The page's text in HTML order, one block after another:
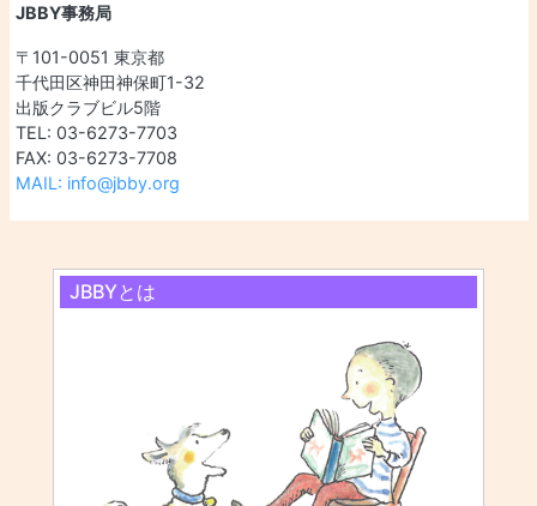
JBBY事務局
〒101-0051 東京都
千代田区神田神保町1-32
出版クラブビル5階
TEL: 03-6273-7703
FAX: 03-6273-7708
MAIL: info@jbby.org
JBBYとは